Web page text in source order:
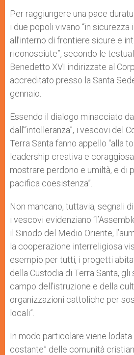
Per raggiungere una pace
i due popoli vivano “in sicurezza
all’interno di frontiere sicure e
riconosciute”, secondo le
Benedetto XVI indirizzate al
accreditato presso la Santa
gennaio.
Essendo il dialogo minacciato
dall’“intolleranza”, i vescovi del
Terra Santa fanno appello “alla
leadership creativa e
mostrare perdono e umiltà, e di
pacifica coesistenza”.
Non mancano, tuttavia, segnali
i vescovi evidenziano
il Sinodo del Medio Oriente,
la cooperazione interreligiosa
esempio per tutti, i progetti
della Custodia di Terra Santa, gli
campo dell’istruzione e della
organizzazioni cattoliche per
locali”.
In modo particolare viene lodata
costante” delle comunità